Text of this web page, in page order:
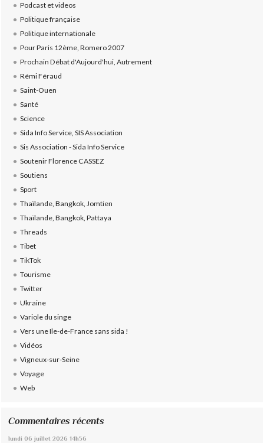
Podcast et videos
Politique française
Politique internationale
Pour Paris 12ème, Romero 2007
Prochain Débat d'Aujourd'hui, Autrement
Rémi Féraud
Saint-Ouen
Santé
Science
Sida Info Service, SIS Association
Sis Association - Sida Info Service
Soutenir Florence CASSEZ
Soutiens
Sport
Thaïlande, Bangkok, Jomtien
Thaïlande, Bangkok, Pattaya
Threads
Tibet
TikTok
Tourisme
Twitter
Ukraine
Variole du singe
Vers une Ile-de-France sans sida !
Vidéos
Vigneux-sur-Seine
Voyage
Web
Commentaires récents
lundi 06 juillet 2026 14h56